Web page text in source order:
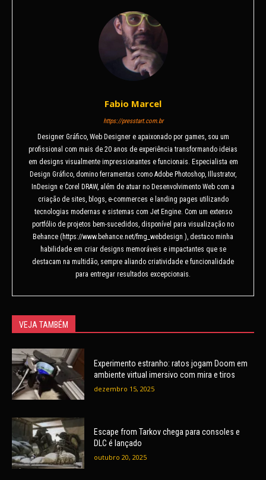
Fabio Marcel
https://presstart.com.br
Designer Gráfico, Web Designer e apaixonado por games, sou um
profissional com mais de 20 anos de experiência transformando ideias
em designs visualmente impressionantes e funcionais. Especialista em
Design Gráfico, domino ferramentas como Adobe Photoshop, Illustrator,
InDesign e Corel DRAW, além de atuar no Desenvolvimento Web com a
criação de sites, blogs, e-commerces e landing pages utilizando
tecnologias modernas e sistemas com Jet Engine. Com um extenso
portfólio de projetos bem-sucedidos, disponível para visualização no
Behance (https://www.behance.net/fmg_webdesign ), destaco minha
habilidade em criar designs memoráveis e impactantes que se
destacam na multidão, sempre aliando criatividade e funcionalidade
para entregar resultados excepcionais.
VEJA TAMBÉM
Experimento estranho: ratos jogam Doom em
ambiente virtual imersivo com mira e tiros
dezembro 15, 2025
Escape from Tarkov chega para consoles e
DLC é lançado
outubro 20, 2025